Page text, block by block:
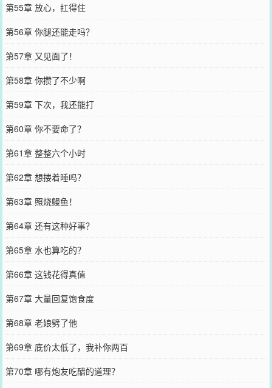
第55章 放心，扛得住
第56章 你腿还能走吗？
第57章 又见面了！
第58章 你攒了不少啊
第59章 下次，我还能打
第60章 你不要命了？
第61章 整整六个小时
第62章 想搂着睡吗？
第63章 照烧鳗鱼！
第64章 还有这种好事？
第65章 水也算吃的？
第66章 这钱花得真值
第67章 大量回复饱食度
第68章 老娘劈了他
第69章 底价太低了，我补你两百
第70章 哪有炮友吃醋的道理？